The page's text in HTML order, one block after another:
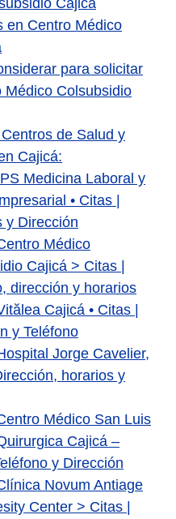
en Centro Médico
para solicitar
Médico Colsubsidio
de Salud y
Cajicá:
Medicina Laboral y
• Citas |
y Dirección
Médico
Cajicá > Citas |
dirección y horarios
Cajicá • Citas |
y Teléfono
Jorge Cavelier,
horarios y
Médico San Luis
Cajicá –
y Dirección
Novum Antiage
Center > Citas |